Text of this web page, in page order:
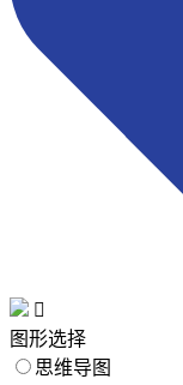

图形选择
思维导图